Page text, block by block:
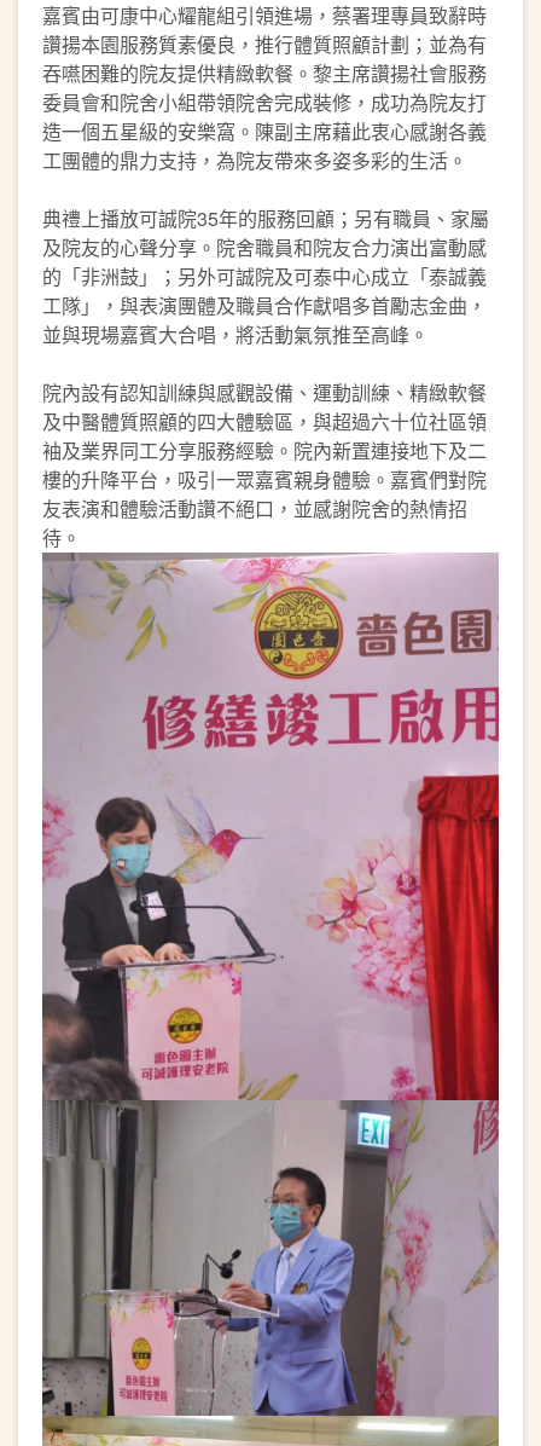
嘉賓由可康中心耀龍組引領進場，蔡署理專員致辭時
讚揚本園服務質素優良，推行體質照顧計劃；並為有
吞嚥困難的院友提供精緻軟餐。黎主席讚揚社會服務
委員會和院舍小組帶領院舍完成裝修，成功為院友打
造一個五星級的安樂窩。陳副主席藉此衷心感謝各義
工團體的鼎力支持，為院友帶來多姿多彩的生活。
典禮上播放可誠院35年的服務回顧；另有職員、家屬
及院友的心聲分享。院舍職員和院友合力演出富動感
的「非洲鼓」；另外可誠院及可泰中心成立「泰誠義
工隊」，與表演團體及職員合作獻唱多首勵志金曲，
並與現場嘉賓大合唱，將活動氣氛推至高峰。
院內設有認知訓練與感觀設備、運動訓練、精緻軟餐
及中醫體質照顧的四大體驗區，與超過六十位社區領
袖及業界同工分享服務經驗。院內新置連接地下及二
樓的升降平台，吸引一眾嘉賓親身體驗。嘉賓們對院
友表演和體驗活動讚不絕口，並感謝院舍的熱情招
待。